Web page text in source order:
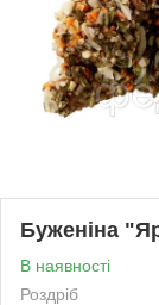
Буженіна
В наявності
Роздріб